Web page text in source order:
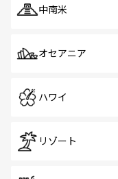
中南米
オセアニア
ハワイ
リゾート